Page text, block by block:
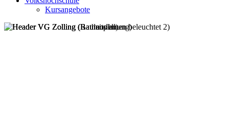
Kursangebote